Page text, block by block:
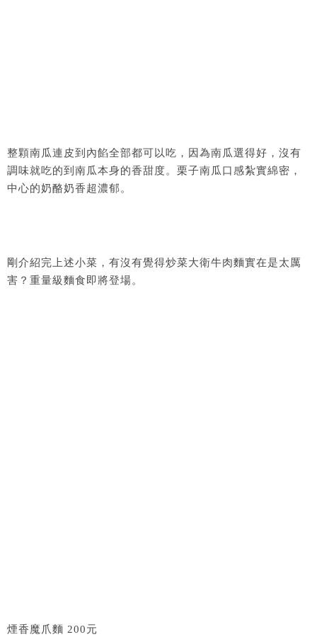
整顆南瓜連皮到內餡全部都可以吃，因為南瓜選得好，沒有
調味就吃的到南瓜本身的香甜度。栗子南瓜口感紮實綿密，
中心的奶酪奶香超濃郁。
剛介紹完上述小菜，有沒有覺得炒菜大衛牛肉麵實在是太厲
害？重量級麵食即將登場。
煙香魔爪麵 200元